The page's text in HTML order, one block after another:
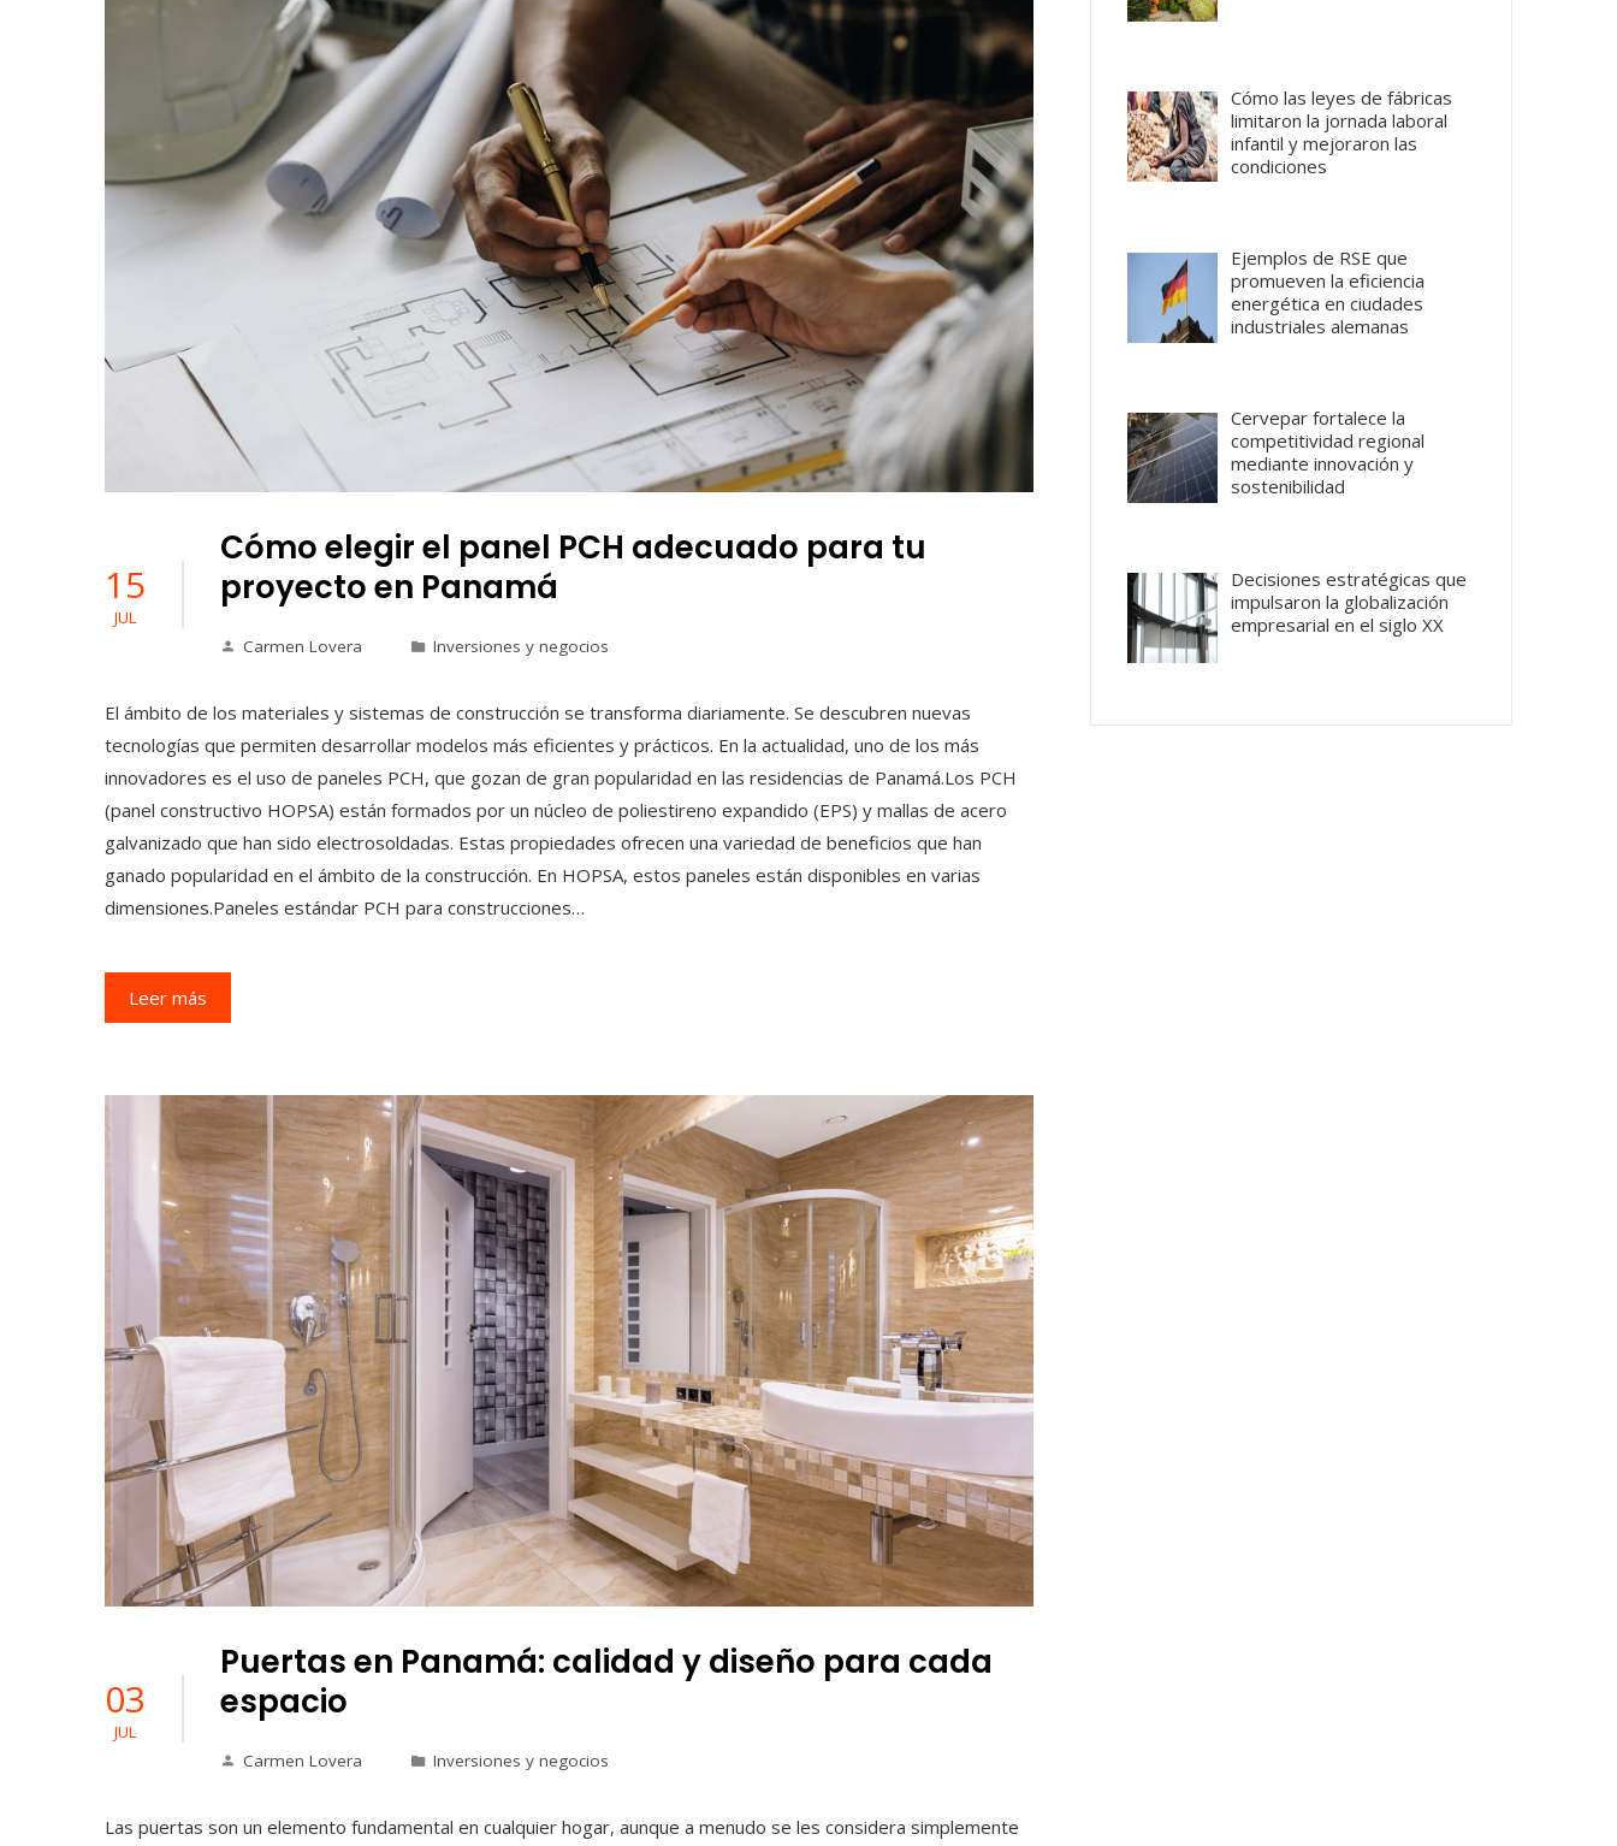
15
JUL
Cómo elegir el panel PCH adecuado para tu
proyecto en Panamá
Carmen Lovera Inversiones y negocios
El ámbito de los materiales y sistemas de construcción se transforma diariamente. Se descubren nuevas
tecnologías que permiten desarrollar modelos más eficientes y prácticos. En la actualidad, uno de los más
innovadores es el uso de paneles PCH, que gozan de gran popularidad en las residencias de Panamá.Los PCH
(panel constructivo HOPSA) están formados por un núcleo de poliestireno expandido (EPS) y mallas de acero
galvanizado que han sido electrosoldadas. Estas propiedades ofrecen una variedad de beneficios que han
ganado popularidad en el ámbito de la construcción. En HOPSA, estos paneles están disponibles en varias
dimensiones.Paneles estándar PCH para construcciones…
Leer más
03
JUL
Puertas en Panamá: calidad y diseño para cada
espacio
Carmen Lovera Inversiones y negocios
Las puertas son un elemento fundamental en cualquier hogar, aunque a menudo se les considera simplemente
Cómo las leyes de fábricas
limitaron la jornada laboral
infantil y mejoraron las
condiciones
Ejemplos de RSE que
promueven la eficiencia
energética en ciudades
industriales alemanas
Cervepar fortalece la
competitividad regional
mediante innovación y
sostenibilidad
Decisiones estratégicas que
impulsaron la globalización
empresarial en el siglo XX